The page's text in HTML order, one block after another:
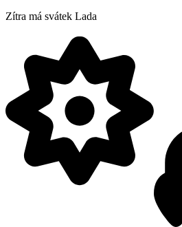
Zítra má svátek Lada